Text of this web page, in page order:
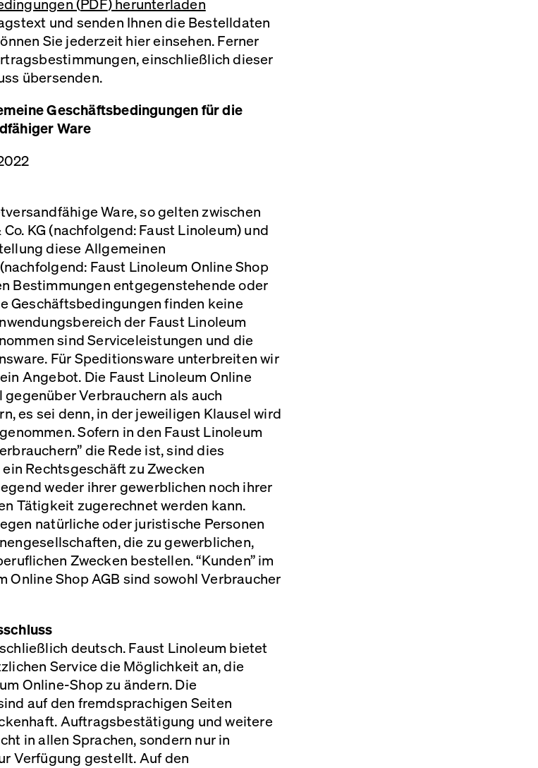
und senden Ihnen die Bestelldaten
Sie jederzeit hier einsehen. Ferner
einschließlich dieser
übersenden.
Geschäftsbedingungen für die
Ware
Ware, so gelten zwischen
KG (nachfolgend: Faust Linoleum) und
diese Allgemeinen
Faust Linoleum Online Shop
Bestimmungen entgegenstehende oder
Geschäftsbedingungen finden keine
der Faust Linoleum
sind Serviceleistungen und die
Für Speditionsware unterbreiten wir
Angebot. Die Faust Linoleum Online
gegenüber Verbrauchern als auch
es sei denn, in der jeweiligen Klausel wird
Sofern in den Faust Linoleum
die Rede ist, sind dies
Rechtsgeschäft zu Zwecken
weder ihrer gewerblichen noch ihrer
Tätigkeit zugerechnet werden kann.
natürliche oder juristische Personen
die zu gewerblichen,
Zwecken bestellen. “Kunden” im
Online ShopAGB sind sowohl Verbraucher
deutsch. Faust Linoleum bietet
Service die Möglichkeit an, die
Online-Shop zu ändern. Die
auf den fremdsprachigen Seiten
Auftragsbestätigung und weitere
in allen Sprachen, sondern nur in
Verfügung gestellt. Auf den